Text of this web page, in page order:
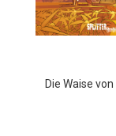
Die Waise